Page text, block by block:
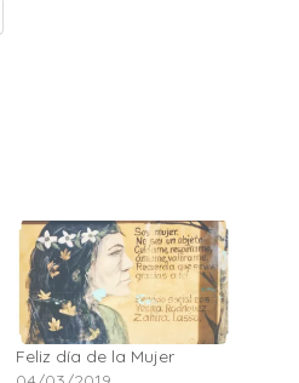
Feliz día de la Mujer